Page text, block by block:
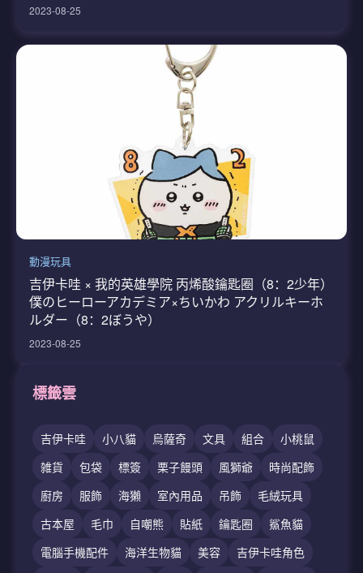
2023-08-25
動漫玩具
吉伊卡哇 × 我的英雄學院 丙烯酸鑰匙圈（8：2少年）
僕のヒーローアカデミア×ちいかわ アクリルキーホ
ルダー（8：2ぼうや）
2023-08-25
標籤雲
吉伊卡哇 小八貓 烏薩奇 文具 組合
小桃鼠
雑貨
包袋 標簽 栗子饅頭 風獅爺
時尚配飾
廚房
服飾 海獺 室內用品 吊飾
毛絨玩具
古本屋
毛巾 自嘲熊 貼紙 鑰匙圈
鯊魚貓
電腦手機配件
海洋生物貓 美容
吉伊卡哇角色